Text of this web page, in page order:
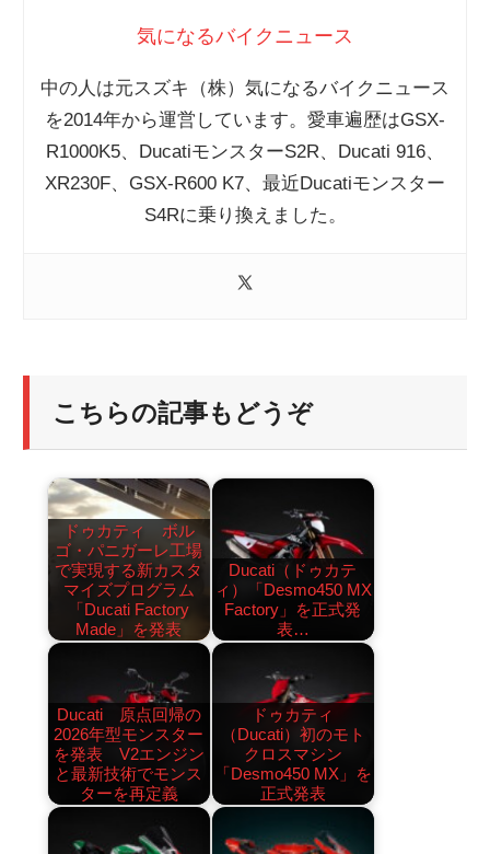
気になるバイクニュース
中の人は元スズキ（株）気になるバイクニュース
を2014年から運営しています。愛車遍歴はGSX-
R1000K5、DucatiモンスターS2R、Ducati 916、
XR230F、GSX-R600 K7、最近Ducatiモンスター
S4Rに乗り換えました。
こちらの記事もどうぞ
ドゥカティ ボル
ゴ・パニガーレ工場
で実現する新カスタ
マイズプログラム
「Ducati Factory
Made」を発表
Ducati（ドゥカテ
ィ）「Desmo450 MX
Factory」を正式発
表…
Ducati 原点回帰の
2026年型モンスター
を発表 V2エンジン
と最新技術でモンス
ターを再定義
ドゥカティ
（Ducati）初のモト
クロスマシン
「Desmo450 MX」を
正式発表